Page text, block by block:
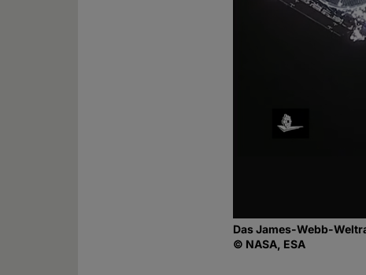
Das James-Webb-
© NASA, ESA